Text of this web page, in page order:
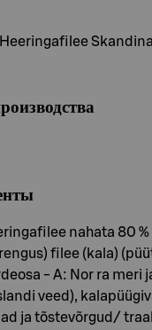
nahata 80
filee (kala)
- A: Nor ra meri
veed),
ja tõstevõrgud/